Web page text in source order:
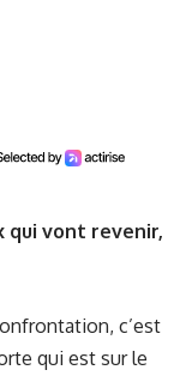
qui vont revenir,
c’est
qui est sur le